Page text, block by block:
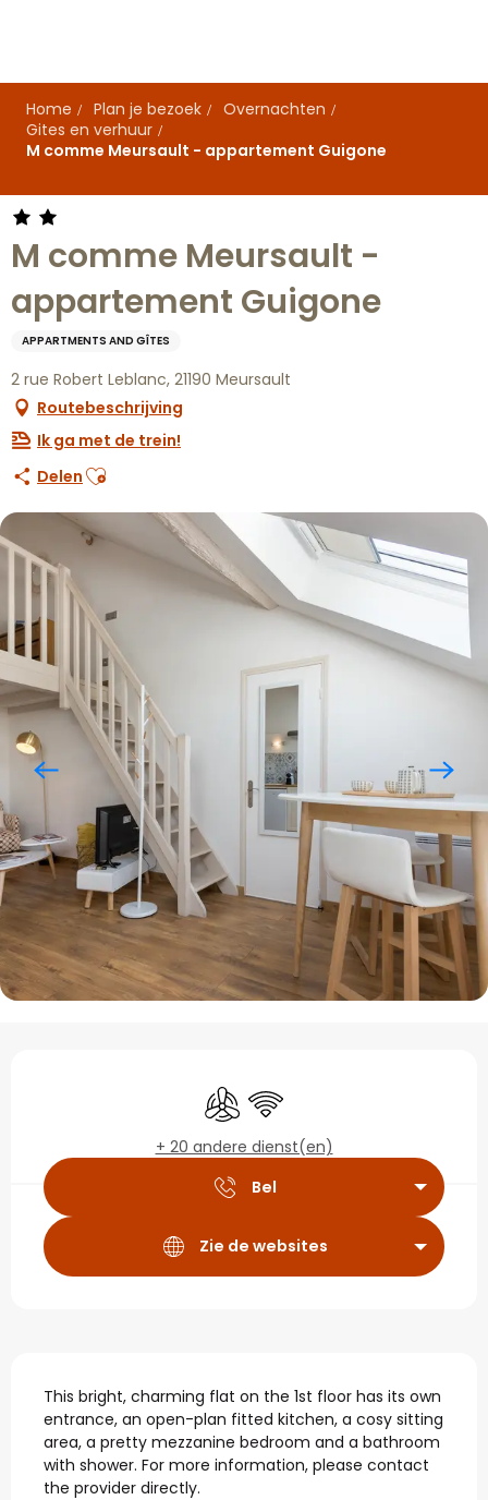
principal
Home
Plan je bezoek
Overnachten
Gites en verhuur
M comme Meursault - appartement Guigone
M comme Meursault -
appartement Guigone
APPARTMENTS AND GÎTES
2 rue Robert Leblanc, 21190 Meursault
Routebeschrijving
Ik ga met de trein!
Delen Ajouter aux favoris
Openingstijden en
Met airco
Wifi
+ 20 andere dienst(en)
Bel
Zie de websites
Beschrijving
This bright, charming flat on the 1st floor has its own
entrance, an open-plan fitted kitchen, a cosy sitting
area, a pretty mezzanine bedroom and a bathroom
with shower. For more information, please contact
the provider directly.